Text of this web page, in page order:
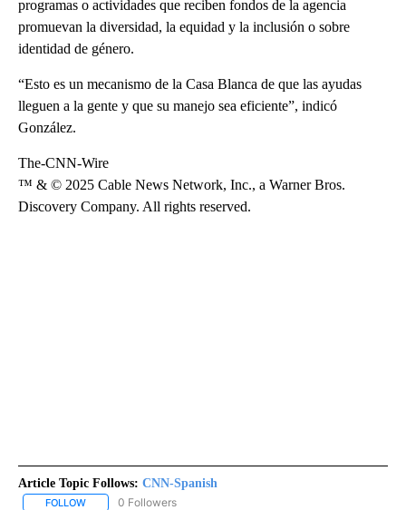
programas o actividades que reciben fondos de la agencia
promuevan la diversidad, la equidad y la inclusión o sobre
identidad de género.
“Esto es un mecanismo de la Casa Blanca de que las ayudas
lleguen a la gente y que su manejo sea eficiente”, indicó
González.
The-CNN-Wire
™ & © 2025 Cable News Network, Inc., a Warner Bros.
Discovery Company. All rights reserved.
Article Topic Follows: CNN-Spanish
FOLLOW FOLLOW "CNN-SPANISH" TO RECEIVE NOTIFICATIONS ABOUT
0 Followers